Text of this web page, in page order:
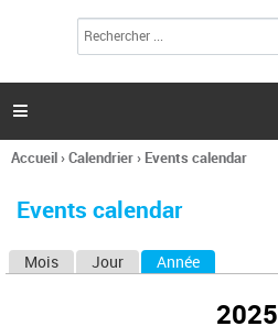
l
c
h
e

Vous
ici
Accueil›Calendrier› Events calendar
Events calendar
Mois Jour Année
2025